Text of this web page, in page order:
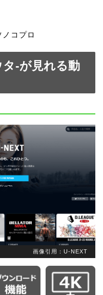
コプロ
-が見れる動
画像引用：U-NEXT